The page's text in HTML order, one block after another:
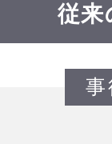
従来
事